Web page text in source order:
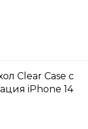
Clear Case c
iPhone 14